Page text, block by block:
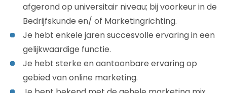
afgerond op universitair niveau; bij voorkeur in de
Bedrijfskunde en/ of Marketingrichting.
Je hebt enkele jaren succesvolle ervaring in een
gelijkwaardige functie.
Je hebt sterke en aantoonbare ervaring op
gebied van online marketing.